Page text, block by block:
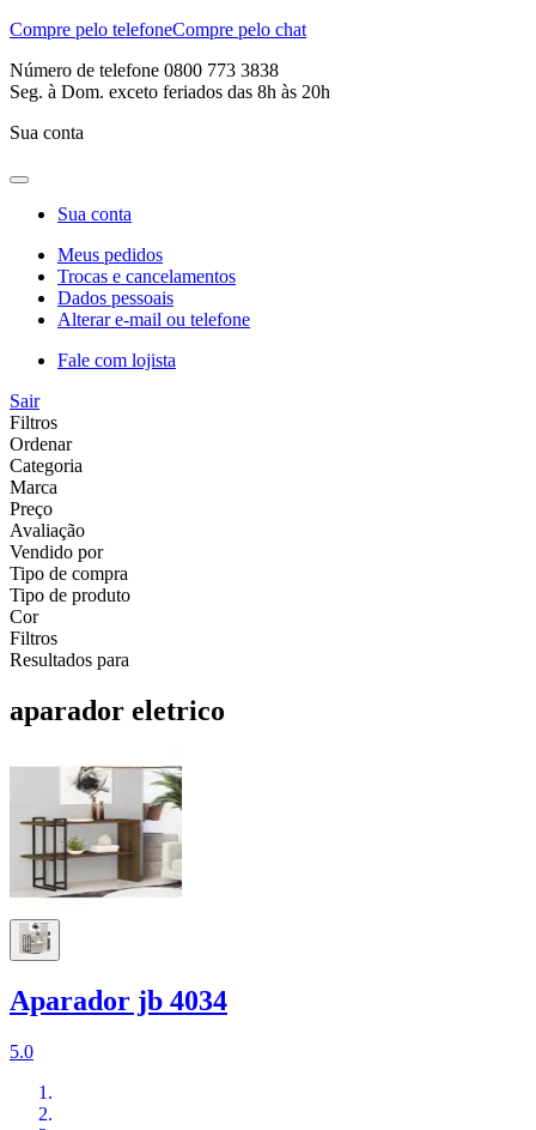
Compre pelo telefoneCompre pelo chat
Número de telefone 0800 773 3838
Seg. à Dom. exceto feriados das 8h às 20h
Sua conta
Sua conta
Meus pedidos
Trocas e cancelamentos
Dados pessoais
Alterar e-mail ou telefone
Fale com lojista
Sair
Filtros
Ordenar
Categoria
Marca
Preço
Avaliação
Vendido por
Tipo de compra
Tipo de produto
Cor
Filtros
Resultados para
aparador eletrico
Aparador jb 4034
5.0